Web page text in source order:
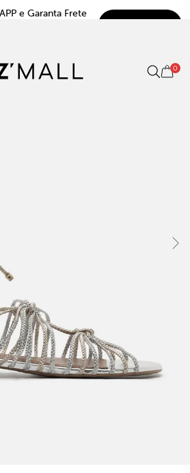
e Garanta Frete
0